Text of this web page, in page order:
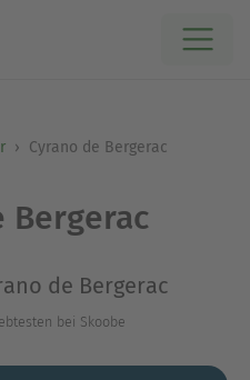
Cyrano de Bergerac
Bergerac
de Bergerac
bei Skoobe